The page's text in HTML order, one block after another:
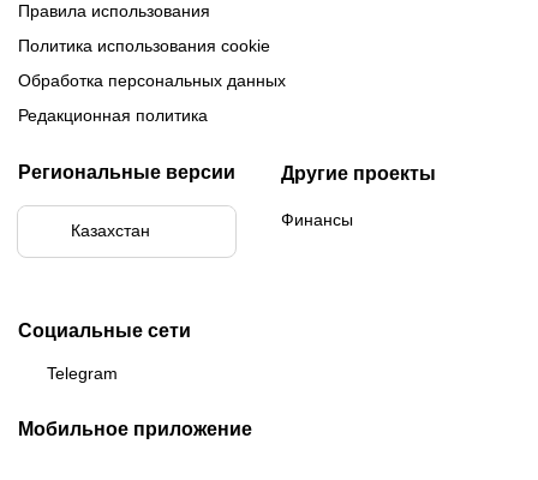
Правила использования
Политика использования cookie
Обработка персональных данных
Редакционная политика
Региональные версии
Казахстан
Другие проекты
Финансы
Социальные сети
Telegram
Мобильное приложение